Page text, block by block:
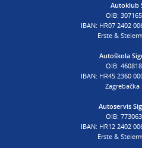
poslovnica Siget
Autoklub
OIB:
IBAN: HR07 2402
Erste &
Autoškola
OIB:
IBAN: HR45 2360
Autoservis
OIB:
IBAN: HR12 2402
Erste &